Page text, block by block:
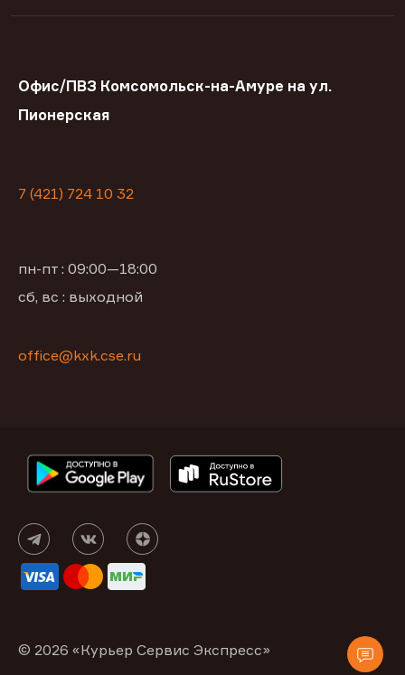
Офис/ПВЗ Комсомольск-на-Амуре на ул.
Пионерская
7 (421) 724 10 32
пн-пт : 09:00—18:00
сб, вс : выходной
office@kxk.cse.ru
© 2026 «Курьер Сервис Экспресс»